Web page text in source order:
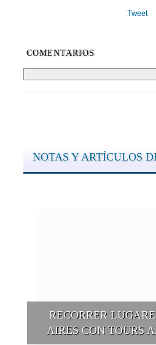
Tweet
COMENTARIOS
NOTAS Y ARTÍCULOS
RECORRER
AIRES CON TOURS